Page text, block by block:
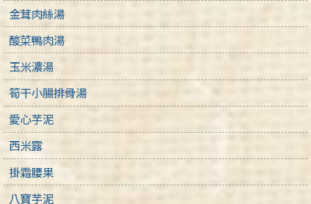
金茸肉絲湯
酸菜鴨肉湯
玉米濃湯
筍干小腸排骨湯
愛心芋泥
西米露
掛霜腰果
八寶芋泥